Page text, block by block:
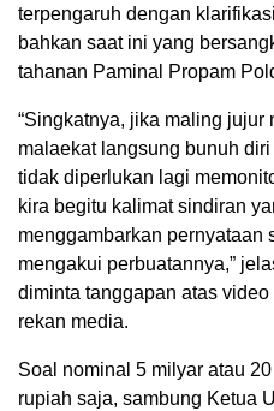
terpengaruh dengan
bahkan saat ini yang
tahanan Paminal Propam
“Singkatnya, jika maling jujur
malaekat langsung bunuh
tidak diperlukan lagi
kira begitu kalimat sindiran
menggambarkan pernyataan
mengakui perbuatannya,”
diminta tanggapan atas
rekan media.
Soal nominal 5 milyar atau
rupiah saja, sambung Ketua